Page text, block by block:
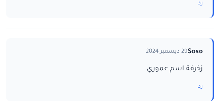
رد
Soso29 ديسمبر 2024
زخرفة اسم عموري
رد